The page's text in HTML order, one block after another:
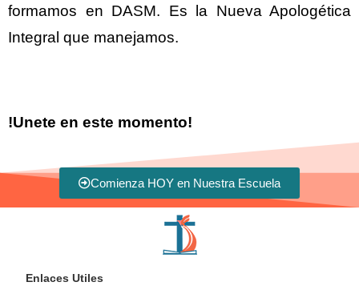
formamos en DASM. Es la Nueva Apologética
Integral que manejamos.
!Unete en este momento!
Comienza HOY en Nuestra Escuela
Enlaces Utiles